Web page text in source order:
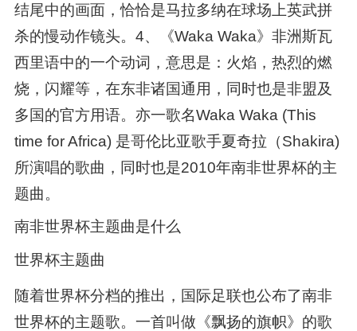
结尾中的画面，恰恰是马拉多纳在球场上英武拼
杀的慢动作镜头。4、《Waka Waka》非洲斯瓦
西里语中的一个动词，意思是：火焰，热烈的燃
烧，闪耀等，在东非诸国通用，同时也是非盟及
多国的官方用语。亦一歌名Waka Waka (This
time for Africa) 是哥伦比亚歌手夏奇拉（Shakira)
所演唱的歌曲，同时也是2010年南非世界杯的主
题曲。
南非世界杯主题曲是什么
世界杯主题曲
随着世界杯分档的推出，国际足联也公布了南非
世界杯的主题歌。一首叫做《飘扬的旗帜》的歌